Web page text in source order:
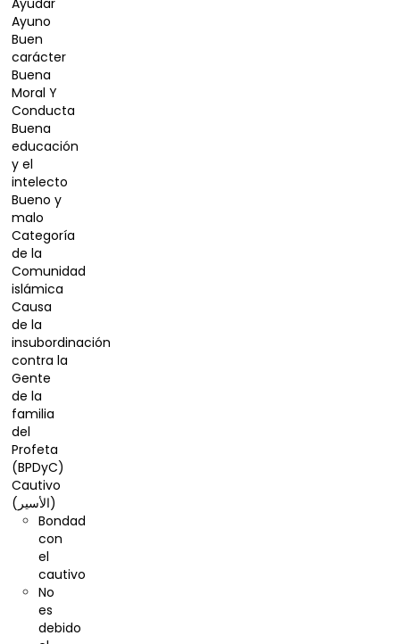
Ayudar
Ayuno
Buen
carácter
Buena
Moral Y
Conducta
Buena
educación
y el
intelecto
Bueno y
malo
Categoría
de la
Comunidad
islámica
Causa
de la
insubordinación
contra la
Gente
de la
familia
del
Profeta
(BPDyC)
Cautivo
(الأسير)
Bondad
con
el
cautivo
No
es
debido